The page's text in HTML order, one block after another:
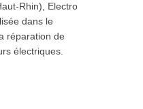
Rhin), Electro
dans le
réparation de
électriques.